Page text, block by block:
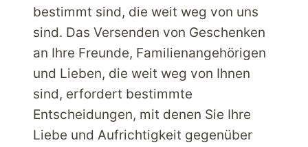
bestimmt sind, die weit weg von uns
sind. Das Versenden von Geschenken
an Ihre Freunde, Familienangehörigen
und Lieben, die weit weg von Ihnen
sind, erfordert bestimmte
Entscheidungen, mit denen Sie Ihre
Liebe und Aufrichtigkeit gegenüber